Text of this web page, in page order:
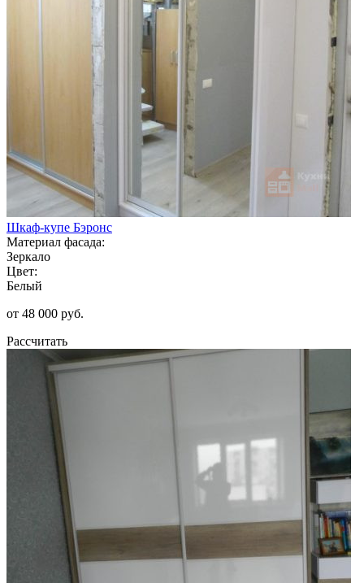
Шкаф-купе Бэронс
Материал фасада:
Зеркало
Цвет:
Белый
от 48 000 руб.
Рассчитать